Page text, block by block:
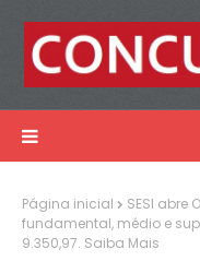
Página inicial
SESI
fundamental, médio e
9.350,97. Saiba Mais